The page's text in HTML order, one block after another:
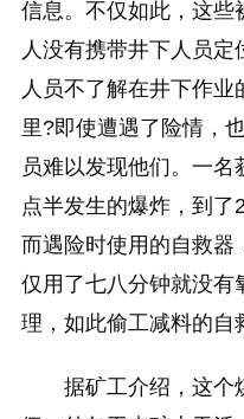
信息。不仅如此，这些
人没有携带井下人员
人员不了解在井下作
里?即使遭遇了险情，
员难以发现他们。一
点半发生的爆炸，到了
而遇险时使用的自救器
仅用了七八分钟就没有
理，如此偷工减料的自
据矿工介绍，这个